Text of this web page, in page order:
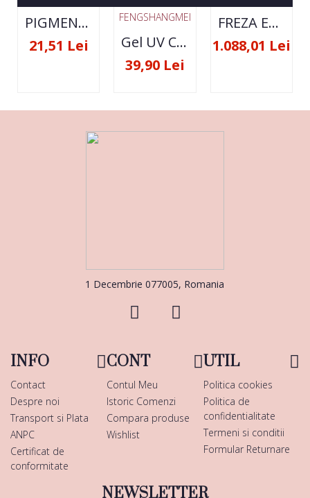
PIGMENT NEON SET 12 CULORI
21,51 Lei
FENGSHANGMEI
Gel UV Constructie FSM 50ML - 07
39,90 Lei
FREZA ELECTRICA STRONG 210 35000 RPM- ORIGINALA
1.088,01 Lei
1 Decembrie 077005, Romania
INFO
Contact
Despre noi
Transport si Plata
ANPC
Certificat de
conformitate
CONT
Contul Meu
Istoric Comenzi
Compara produse
Wishlist
UTIL
Politica cookies
Politica de
confidentialitate
Termeni si conditii
Formular Returnare
NEWSLETTER